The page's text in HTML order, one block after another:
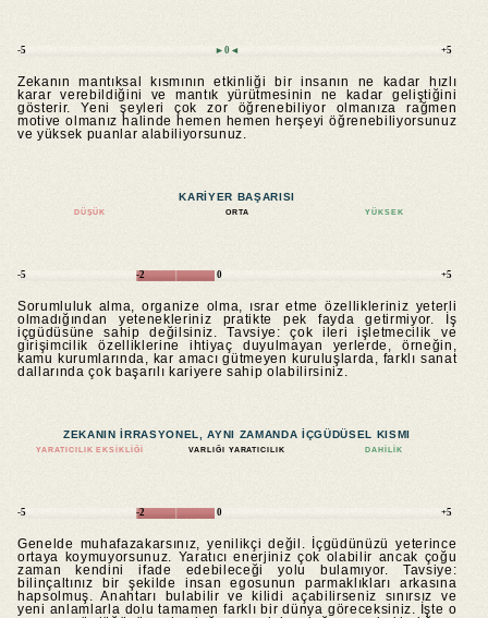
-5 ►0◄ +5
Zekanın mantıksal kısmının etkinliği bir insanın ne kadar hızlı
karar verebildiğini ve mantık yürütmesinin ne kadar geliştiğini
gösterir. Yeni şeyleri çok zor öğrenebiliyor olmanıza rağmen
motive olmanız halinde hemen hemen herşeyi öğrenebiliyorsunuz
ve yüksek puanlar alabiliyorsunuz.
KARIYER BAŞARISI
DÜŞÜK ORTA YÜKSEK
-5 -2 0 +5
Sorumluluk alma, organize olma, ısrar etme özellikleriniz yeterli
olmadığından yetenekleriniz pratikte pek fayda getirmiyor. İş
içgüdüsüne sahip değilsiniz. Tavsiye: çok ileri işletmecilik ve
girişimcilik özelliklerine ihtiyaç duyulmayan yerlerde, örneğin,
kamu kurumlarında, kar amacı gütmeyen kuruluşlarda, farklı sanat
dallarında çok başarılı kariyere sahip olabilirsiniz.
ZEKANIN IRRASYONEL, AYNI ZAMANDA IÇGÜDÜSEL KISMI
YARATICILIK EKSIKLIĞI VARLIĞI YARATICILIK DAHILIK
-5 -2 0 +5
Genelde muhafazakarsınız, yenilikçi değil. İçgüdünüzü yeterince
ortaya koymuyorsunuz. Yaratıcı enerjiniz çok olabilir ancak çoğu
zaman kendini ifade edebileceği yolu bulamıyor. Tavsiye:
bilinçaltınız bir şekilde insan egosunun parmaklıkları arkasına
hapsolmuş. Anahtarı bulabilir ve kilidi açabilirseniz sınırsız ve
yeni anlamlarla dolu tamamen farklı bir dünya göreceksiniz. İşte o